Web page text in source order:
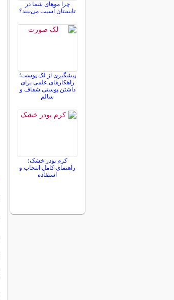
چرا موهای شما در
تابستان آسیب می‌بیند؟
پیشگیری از لک پوست؛
راهکارهای علمی برای
داشتن پوستی شفاف و
سالم
کرم پودر خشک؛
راهنمای کامل انتخاب و
استفاده